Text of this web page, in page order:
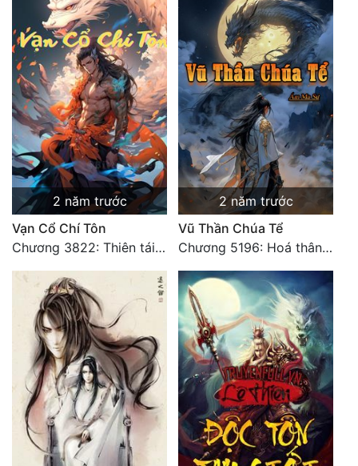
2 năm trước
Vạn Cổ Chí Tôn
Chương 3822: Thiên tái phong vân một tiếng cười
2 năm trước
Vũ Thần Chúa Tể
Chương 5196: Hoá thân hắc ám